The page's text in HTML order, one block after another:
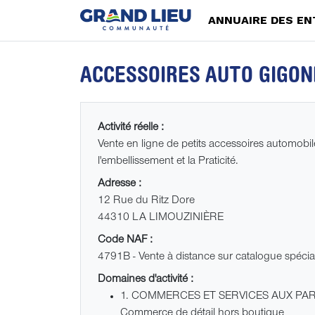
ANNUAIRE DES
ACCESSOIRES AUTO
Activité réelle :
Vente en ligne de petits accessoires
l'embellissement et la Praticité.
Adresse :
12 Rue du Ritz Dore
44310 LA LIMOUZINIÈRE
Code NAF :
4791B - Vente à distance sur catalogue
Domaines d'activité :
1. COMMERCES ET SERVICES AUX